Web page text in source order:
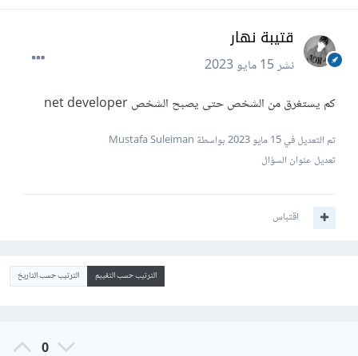
قتيبة نهار
نشر15 مايو 2023
كم يستغرق من الشخص حتى يصبح الشخص net developer
تم التعديل في15 مايو 2023
بواسطة Mustafa Suleiman
تعديل عنوان السؤال
اقتباس
الترتيب حسب التقييم الترتيب حسب التاريخ
0